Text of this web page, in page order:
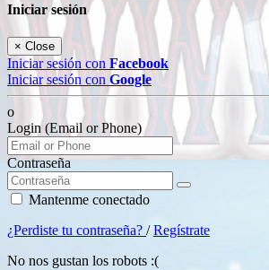
Iniciar sesión
× Close
Iniciar sesión con Facebook
Iniciar sesión con Google
o
Login (Email or Phone)
Contraseña
Mantenme conectado
¿Perdiste tu contraseña? /Regístrate
No nos gustan los robots :(